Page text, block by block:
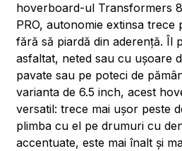
hoverboard-ul Transformers
PRO, autonomie extinsa trece
fără să piardă din aderență. Îl
asfaltat, neted sau cu ușoare
pavate sau pe poteci de
varianta de 6.5 inch, acest
versatil: trece mai ușor peste
plimba cu el pe drumuri cu
accentuate, este mai înalt și